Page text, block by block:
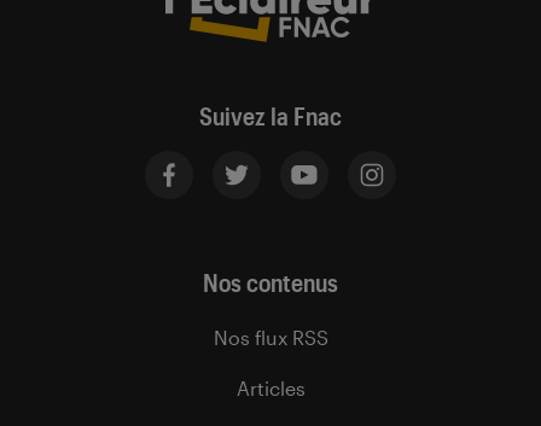
Suivez la Fnac
Nos contenus
Nos flux RSS
Articles